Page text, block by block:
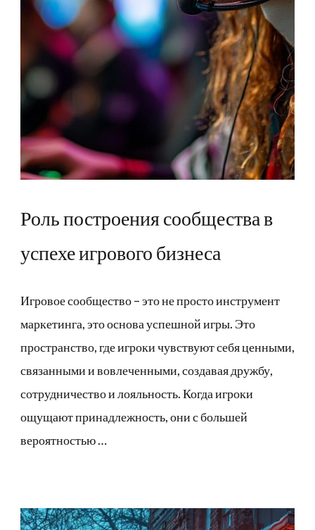
Роль построения сообщества в
успехе игрового бизнеса
Игровое сообщество – это не просто инструмент
маркетинга, это основа успешной игры. Это
пространство, где игроки чувствуют себя ценными,
связанными и вовлеченными, создавая дружбу,
сотрудничество и лояльность. Когда игроки
ощущают принадлежность, они с большей
вероятностью …